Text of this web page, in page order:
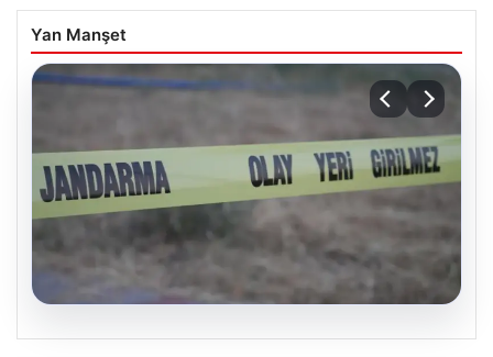
Yan Manşet
06.08.2026